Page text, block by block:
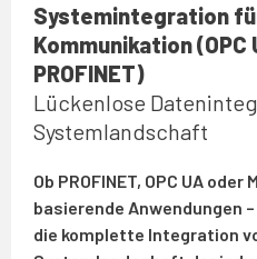
Systemintegration
Kommunikation (OPC
PROFINET)
Lückenlose
Systemlandschaft
Ob PROFINET, OPC UA oder
basierende Anwendungen
die komplette Integration